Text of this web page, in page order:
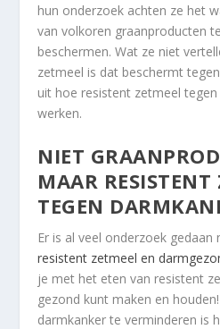
hun onderzoek achten ze het
van volkoren graanproducten
beschermen. Wat ze niet
zetmeel is dat beschermt
uit hoe resistent zetmeel
werken.
NIET
MAAR RESISTENT
TEGEN
Er is al veel onderzoek gedaan
resistent zetmeel en
je met het eten van resistent
gezond kunt maken en
darmkanker te verminderen is